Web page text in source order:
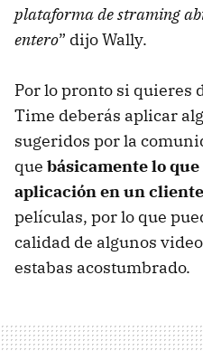
plataforma de straming
entero” dijo Wally.
Por lo pronto si quieres
Time deberás aplicar
sugeridos por la
que básicamente lo
aplicación en un
películas, por lo que
calidad de algunos
estabas acostumbrado.